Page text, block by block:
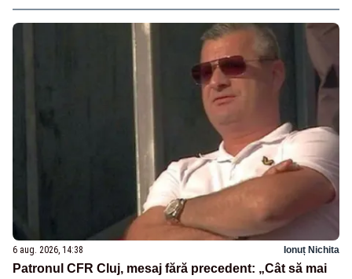
6 aug. 2026, 14:38 Ionuț Nichita
Patronul CFR Cluj, mesaj fără precedent: „Cât să mai